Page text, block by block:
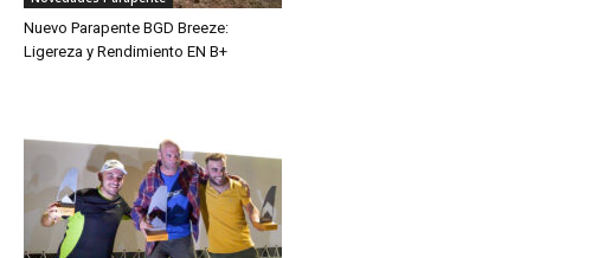
Nuevo Parapente BGD Breeze:
Ligereza y Rendimiento EN B+